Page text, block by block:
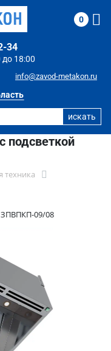
18:00
34
info@zavod-metakon.ru
0
подсветкой
техника
ЗПВПКП-09/08